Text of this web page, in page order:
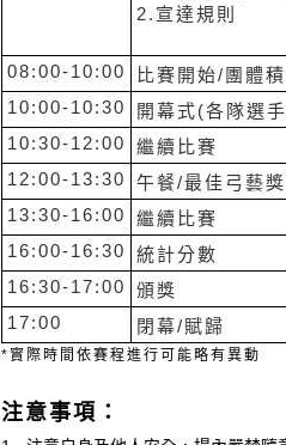
2.宣達規則
08:00-10:00 比賽開始/團體
10:00-10:30
開幕式(各隊選
10:30-12:00
繼續比賽
12:00-13:30
午餐/最佳弓藝
13:30-16:00
繼續比賽
16:00-16:30
統計分數
16:30-17:00
頒獎
17:00
閉幕/賦歸
*實際時間依賽程進行可能略有異動
注意事項：